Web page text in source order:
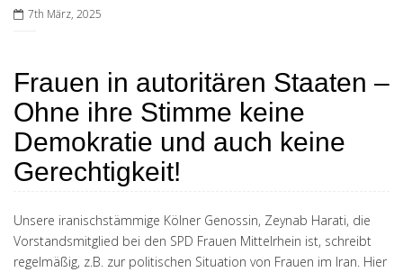
7th März, 2025
Frauen in autoritären Staaten –
Ohne ihre Stimme keine
Demokratie und auch keine
Gerechtigkeit!
Unsere iranischstämmige Kölner Genossin, Zeynab Harati, die
Vorstandsmitglied bei den SPD Frauen Mittelrhein ist, schreibt
regelmäßig, z.B. zur politischen Situation von Frauen im Iran. Hier